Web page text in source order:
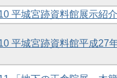
平城宮跡資料館展示紹
平城宮跡資料館平成27